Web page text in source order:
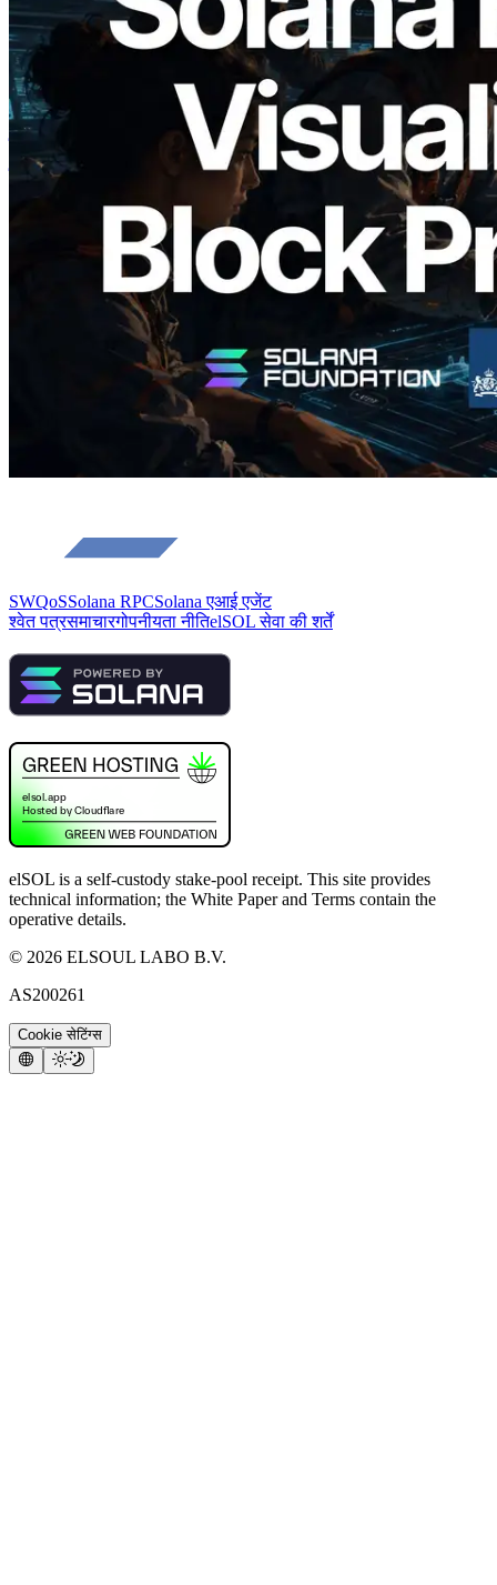
2026.05.24
Validators Solutions ने Solana Block
Analyzer लॉन्च किया — प्रति-slot ब्लॉक
उत्पादन समय और नियुक्त वैलिडेटर का
विज़ुअलाइज़ेशन
SWQoSSolana RPCSolana एआई एजेंट
श्वेत पत्रसमाचारगोपनीयता नीतिelSOL सेवा की शर्तें
elSOL is a self-custody stake-pool receipt. This site provides
technical information; the White Paper and Terms contain the
operative details.
© 2026 ELSOUL LABO B.V.
AS200261
Cookie सेटिंग्स